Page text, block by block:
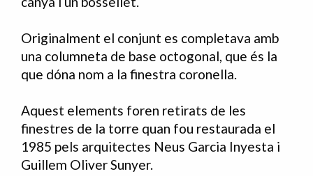
Originalment el conjunt es completava amb
una columneta de base octogonal, que és la
que dóna nom a la finestra coronella.
Aquest elements foren retirats de les
finestres de la torre quan fou restaurada el
1985 pels arquitectes Neus Garcia Inyesta i
Guillem Oliver Sunyer.